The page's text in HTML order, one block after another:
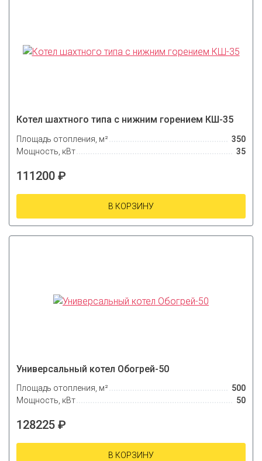
Котел шахтного типа с нижним горением КШ-35
Площадь отопления, м²
350
Мощность, кВт
35
111200 ₽
В КОРЗИНУ
Универсальный котел Обогрей-50
Площадь отопления, м²
500
Мощность, кВт
50
128225 ₽
В КОРЗИНУ